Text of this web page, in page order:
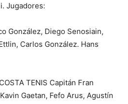
Jugadores:
González, Diego Senosiain,
Carlos González. Hans
TENIS Capitán Fran
Gaetan, Fefo Arus, Agustín